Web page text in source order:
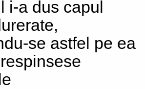
i-a dus capul
se astfel pe ea